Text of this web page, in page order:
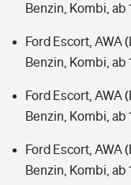
Benzin, Kombi, ab
Ford Escort, AWA
Benzin, Kombi, ab
Ford Escort, AWA
Benzin, Kombi, ab
Ford Escort, AWA
Benzin, Kombi, ab